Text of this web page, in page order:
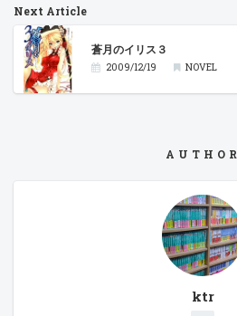
Next Article
蒼月のイリス３
2009/12/19 NOVEL
AUTHOR
ktr